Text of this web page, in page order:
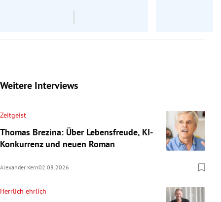
Weitere Interviews
Zeitgeist
Thomas Brezina: Über Lebensfreude, KI-
Konkurrenz und neuen Roman
Alexander Kern02.08.2026
Herrlich ehrlich